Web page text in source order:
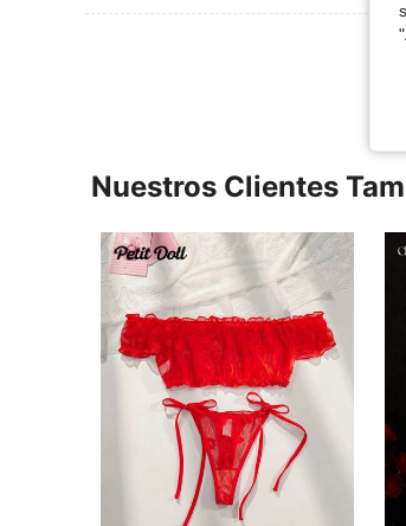
Nuestros Clientes